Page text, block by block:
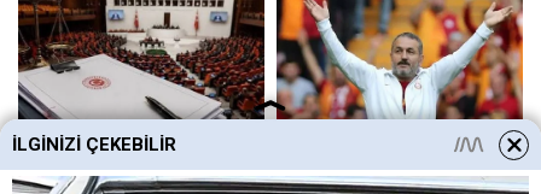
İLGINIZI ÇEKEBILIR